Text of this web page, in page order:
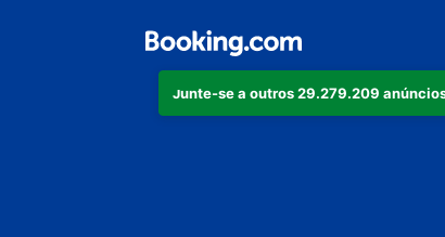
Junte-se a outros 29.279.209